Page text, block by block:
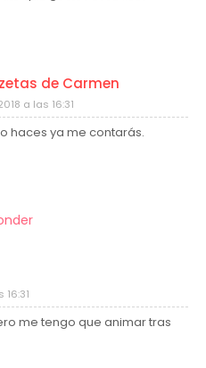
de Carmen
a las 16:31
haces ya me contarás.
me tengo que animar tras